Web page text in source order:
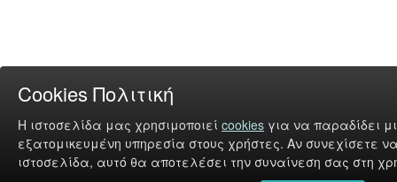
Cookies Πολιτική
Η ιστοσελίδα μας χρησιμοποιεί cookies για να παραδίδει
εξατομικευμένη υπηρεσία στους χρήστες. Αν συνεχίσετε
ιστοσελίδα, αυτό θα αποτελέσει την συναίνεση σας στη